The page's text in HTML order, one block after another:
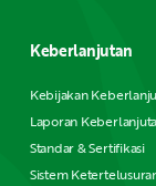
Keberlanjutan
Kebijakan
Laporan
Standar & Sertifikasi
Sistem